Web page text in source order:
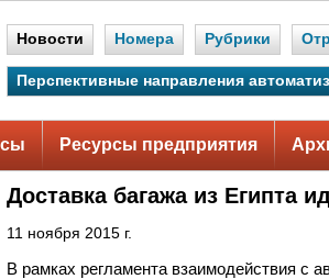
Новости Номера Рубрики
Перспективные направления
Ресурсы предприятия
Доставка багажа из Египта
11 ноября 2015 г.
В рамках регламента взаимодействия с